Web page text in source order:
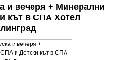
и вечеря + Минерални
кът в СПА Хотел